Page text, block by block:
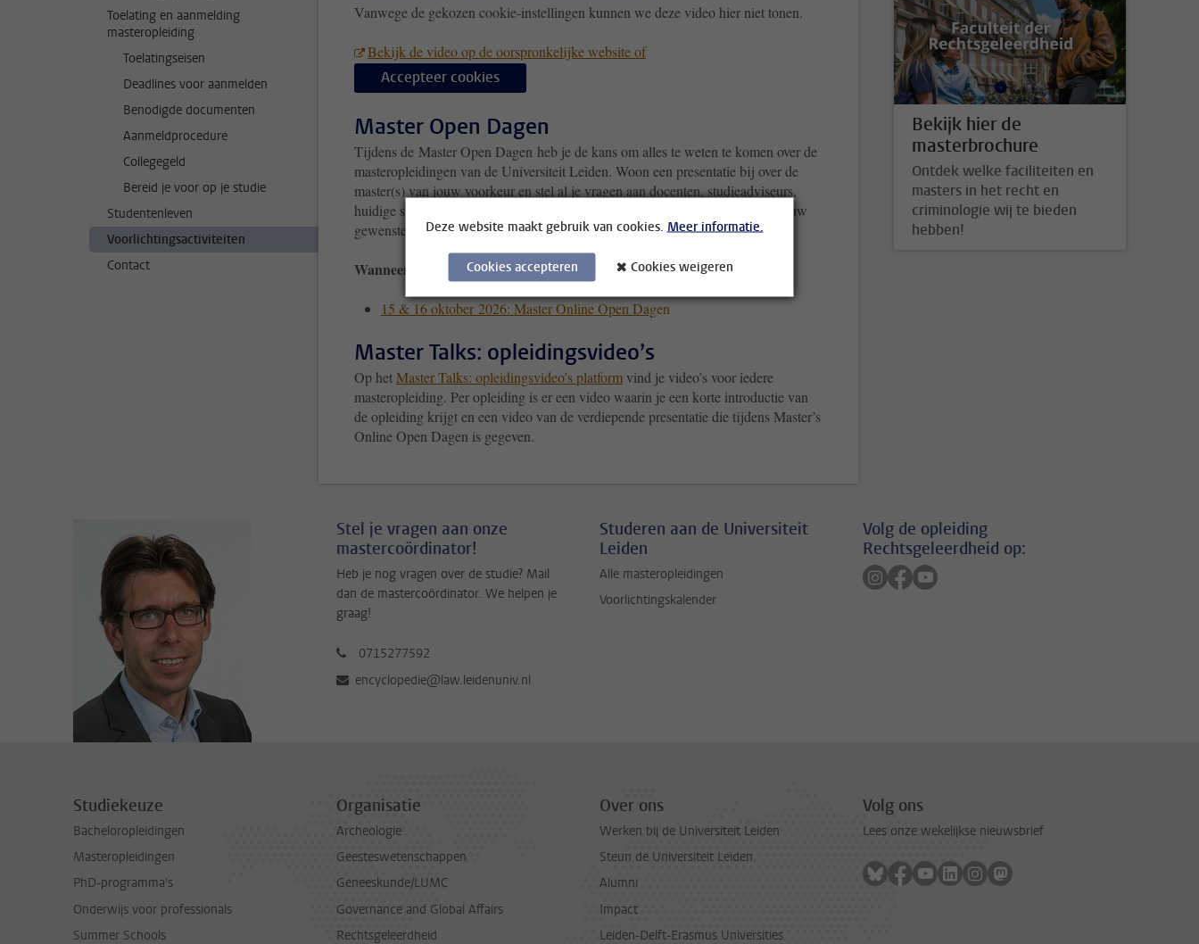
Toelating en aanmelding
masteropleiding
Toelatingseisen
Deadlines voor aanmelden
Benodigde documenten
Aanmeldprocedure
Collegegeld
Bereid je voor op je studie
Studentenleven
Voorlichtingsactiviteiten
Contact
Vanwege de gekozen cookie-instellingen kunnen we deze video hier niet tonen.
Bekijk de video op de oorspronkelijke website of
Accepteer cookies
Master Open Dagen
Tijdens de Master Open Dagen heb je de kans om alles te weten te komen over de
masteropleidingen van de Universiteit Leiden. Woon een presentatie bij over de
master(s) van jouw voorkeur en stel al je vragen aan docenten, studieadviseurs,
huidige studenten en alumni. Zo krijg je een goed beeld van de inhoud van jouw
gewenste master, de toelatingseisen en de carrièremogelijkheden.
Wanneer zijn de volgende Master Open Dagen?
15 & 16 oktober 2026: Master Online Open Dagen
Master Talks: opleidingsvideo’s
Op hetMaster Talks: opleidingsvideo’s platform vind je video’s voor iedere
masteropleiding. Per opleiding is er een video waarin je een korte introductie van
de opleiding krijgt en een video van de verdiepende presentatie die tijdens Master’s
Online Open Dagen is gegeven.
Bekijk hier de
masterbrochure
Ontdek welke faciliteiten en
masters in het recht en
criminologie wij te bieden
hebben!
Stel je vragen aan onze
mastercoördinator!
Heb je nog vragen over de studie? Mail
dan de mastercoördinator. We helpen je
graag!
0715277592
encyclopedie@law.leidenuniv.nl
Studeren aan de Universiteit
Leiden
Alle masteropleidingen
Voorlichtingskalender
Volg de opleiding
Rechtsgeleerdheid op:
Volg ons op instagram
Volg ons op facebook
Volg ons op youtube
Studiekeuze
Bacheloropleidingen
Masteropleidingen
PhD-programma's
Onderwijs voor professionals
Summer Schools
Organisatie
Archeologie
Geesteswetenschappen
Geneeskunde/LUMC
Governance and Global Affairs
Rechtsgeleerdheid
Over ons
Werken bij de Universiteit Leiden
Steun de Universiteit Leiden
Alumni
Impact
Leiden-Delft-Erasmus Universities
Volg ons
Lees onze wekelijkse nieuwsbrief
Volg ons op bluesky
Volg ons op facebook
Volg ons op youtube
Volg ons op linkedin
Volg ons op instagram
Volg ons op mastodon
Deze website maakt gebruik van cookies. Meer informatie.
Cookies accepteren Cookies weigeren